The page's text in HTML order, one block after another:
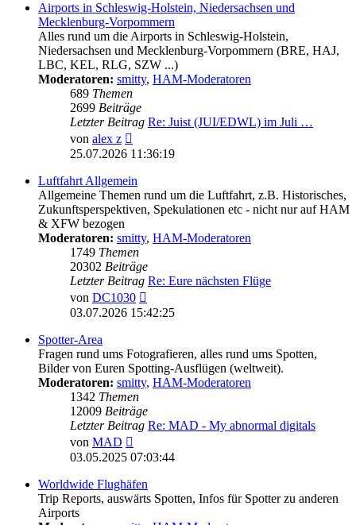
Airports in Schleswig-Holstein, Niedersachsen und
Mecklenburg-Vorpommern
Alles rund um die Airports in Schleswig-Holstein,
Niedersachsen und Mecklenburg-Vorpommern (BRE, HAJ,
LBC, KEL, RLG, SZW ...)
Moderatoren: smitty, HAM-Moderatoren
689 Themen
2699 Beiträge
Letzter Beitrag Re: Juist (JUI/EDWL) im Juli …
von alex z
Beitrag
25.07.2026 11:36:19
Luftfahrt Allgemein
Allgemeine Themen rund um die Luftfahrt, z.B. Historisches,
Zukunftsperspektiven, Spekulationen etc - nicht nur auf HAM
& XFW bezogen
Moderatoren: smitty, HAM-Moderatoren
1749 Themen
20302 Beiträge
Letzter Beitrag Re: Eure nächsten Flüge
von DC1030
Beitrag
03.07.2026 15:42:25
Spotter-Area
Fragen rund ums Fotografieren, alles rund ums Spotten,
Bilder von Euren Spotting-Ausflügen (weltweit).
Moderatoren: smitty, HAM-Moderatoren
1342 Themen
12009 Beiträge
Letzter Beitrag Re: MAD - My abnormal digitals
von MAD
Beitrag
03.05.2025 07:03:44
Worldwide Flughäfen
Trip Reports, auswärts Spotten, Infos für Spotter zu anderen
Airports